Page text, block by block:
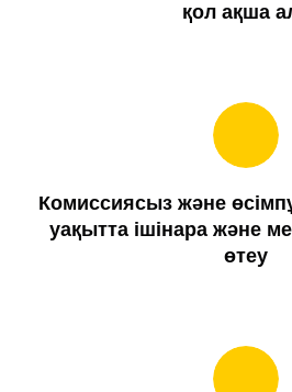
қол ақша
Комиссиясыз және
уақытта ішінара және
өтеу